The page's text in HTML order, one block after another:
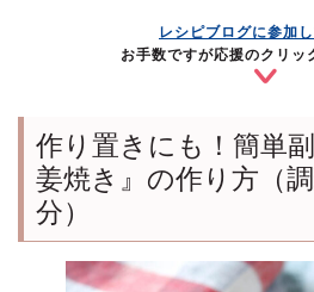
レシピブログに参加
お手数ですが応援のクリッ
作り置きにも！簡単
姜焼き』の作り方（
分）